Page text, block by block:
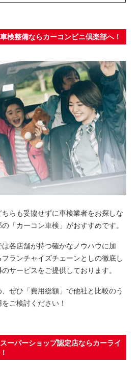
検整備ならカーコンビニ倶楽部へ！
らも妥協せずに車検業者をお探しな
「カーコン車検」がおすすめです。
各店舗が持つ確かなノウハウに加
ランチャイズチェーンとしの徹底し
サービスをご提供しております。
ぜひ「費用総額」で他社と比較のう
ご検討ください！
ーパーショップ認定店ならカーライ